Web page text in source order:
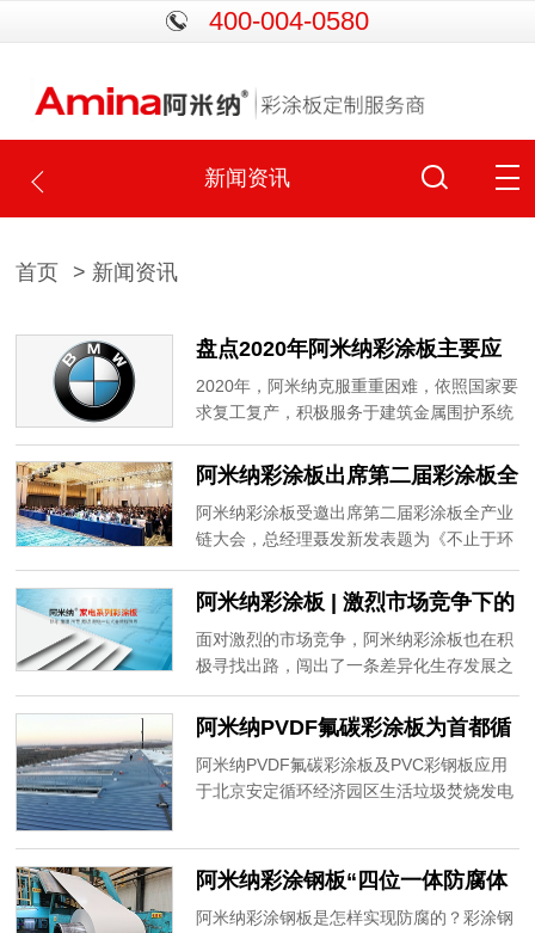
400-004-0580
新闻资讯
首页 > 新闻资讯
盘点2020年阿米纳彩涂板主要应
用案例
2020年，阿米纳克服重重困难，依照国家要
求复工复产，积极服务于建筑金属围护系统
车、食品、银行等诸多应用领域。
阿米纳彩涂板出席第二届彩涂板全
产业链大会，并就静电粉末喷涂板
发表主题演讲
阿米纳彩涂板受邀出席第二届彩涂板全产业
链大会，总经理聂发新发表题为《不止于环
保——静电粉末喷涂板的产品优势与行业前
景》的主题演讲。
阿米纳彩涂板 | 激烈市场竞争下的
差异化生存之路
面对激烈的市场竞争，阿米纳彩涂板也在积
极寻找出路，闯出了一条差异化生存发展之
路。
阿米纳PVDF氟碳彩涂板为首都循
环经济建设“添砖加瓦”
阿米纳PVDF氟碳彩涂板及PVC彩钢板应用
于北京安定循环经济园区生活垃圾焚烧发电
阿米纳彩涂钢板“四位一体防腐体
系”
阿米纳彩涂钢板是怎样实现防腐的？彩涂钢